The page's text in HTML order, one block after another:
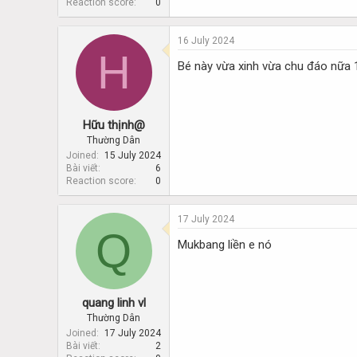
Reaction score 0
H
Hữu thịnh@
Thường Dân
Joined
15 July 2024
Bài viết
6
Reaction score
0
16 July 2024
Bé này vừa xinh vừa chu đáo nữa
Q
quang linh vl
Thường Dân
Joined
17 July 2024
Bài viết
2
17 July 2024
Mukbang liền e nó